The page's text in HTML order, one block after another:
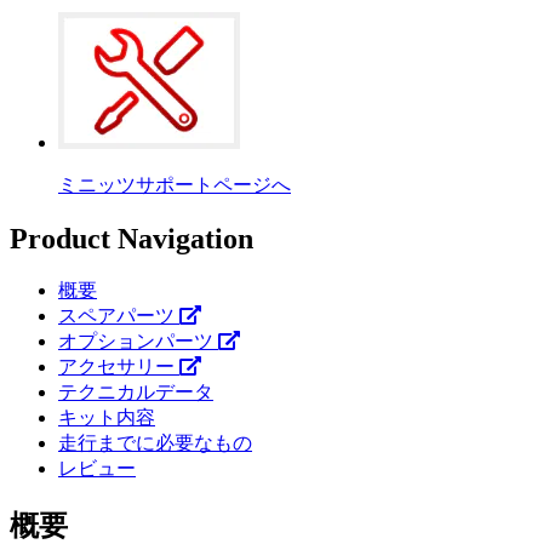
ミニッツサポートページへ
Product Navigation
概要
スペアパーツ
オプションパーツ
アクセサリー
テクニカルデータ
キット内容
走行までに必要なもの
レビュー
概要